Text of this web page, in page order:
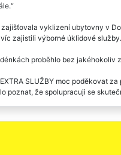
vyklizení ubytovny v
zajistili výborné úklidové
proběhlo bez jakéhokoliv
SLUŽBY moc poděkovat
poznat, že spolupracuji se
a profesionálně. Tuto